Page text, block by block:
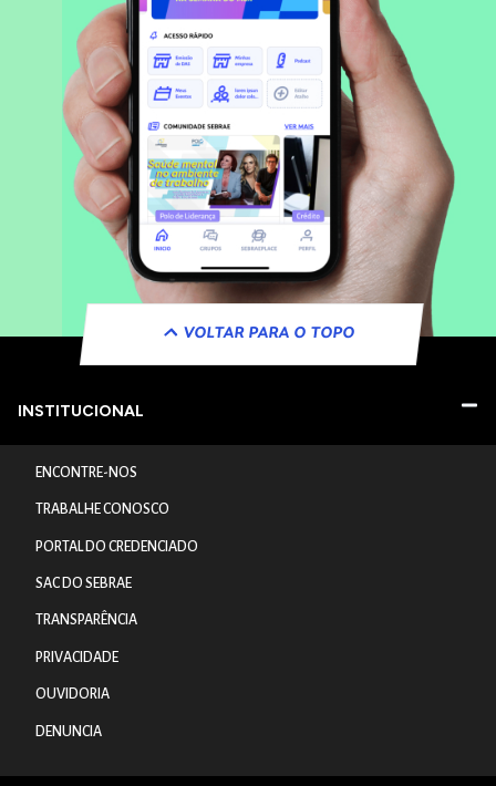
VOLTAR PARA O TOPO
INSTITUCIONAL
ENCONTRE-NOS
TRABALHE CONOSCO
PORTAL DO CREDENCIADO
SAC DO SEBRAE
TRANSPARÊNCIA
PRIVACIDADE
OUVIDORIA
DENUNCIA